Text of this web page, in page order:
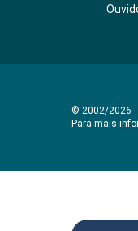
© 2002/2026 -
Para mais